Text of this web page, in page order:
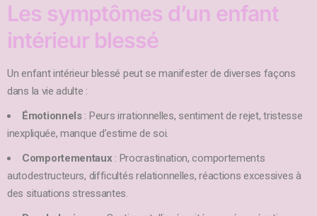
Les symptômes d’un enfant
intérieur blessé
Un enfant intérieur blessé peut se manifester de diverses façons
dans la vie adulte :
Émotionnels: Peurs irrationnelles, sentiment de rejet, tristesse
inexpliquée, manque d’estime de soi.
Comportementaux: Procrastination, comportements
autodestructeurs, difficultés relationnelles, réactions excessives à
des situations stressantes.